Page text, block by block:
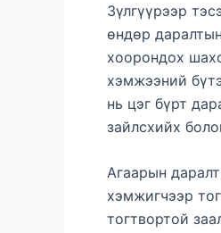
Зүлгүүрээр
өндөр
хоорондох
хэмжээний
нь цэг бүрт
зайлсхийх
Агаарын
хэмжигчээр
тогтвортой